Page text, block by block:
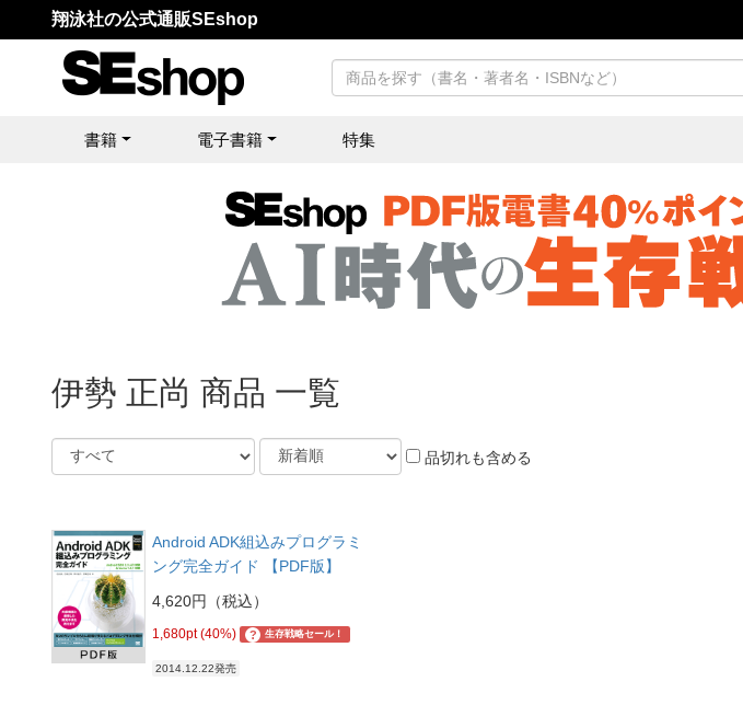
翔泳社の公式通販SEshop
書籍 電子書籍 特集
伊勢 正尚 商品 一覧
品切れも含める
Android ADK組込みプログラミ
ング完全ガイド 【PDF版】
4,620円（税込）
1,680pt (40%) ? 生存戦略セール！
2014.12.22発売